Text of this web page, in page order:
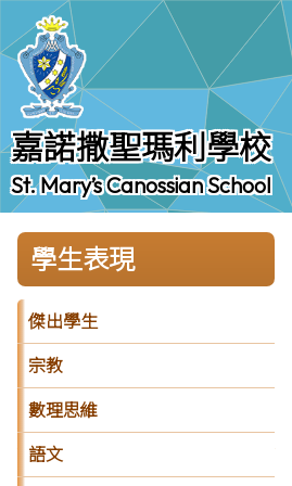
嘉諾撒聖瑪利學校
St. Mary’s Canossian School
學生表現
傑出學生
宗教
數理思維
語文